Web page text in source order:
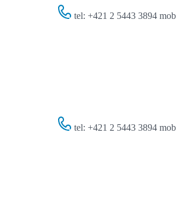
tel: +421 2 5443 3894
tel: +421 2 5443 3894